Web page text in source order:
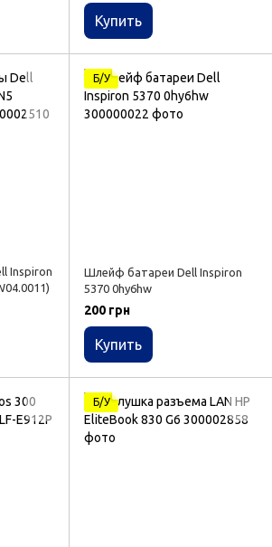
Купить
Inspiron
Б/У
Шлейф батареи Dell Inspiron
5370 0hy6hw
200 грн
Купить
Б/У